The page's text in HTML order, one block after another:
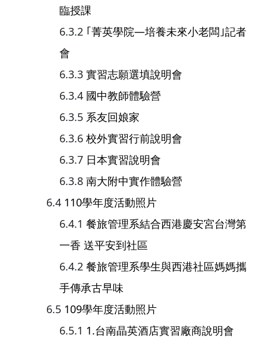
臨授課
｢菁英學院—培養未來小老闆｣記者
會
實習志願選填說明會
國中教師體驗營
系友回娘家
校外實習行前說明會
日本實習說明會
南大附中實作體驗營
110學年度活動照片
餐旅管理系結合西港慶安宮台灣第
一香 送平安到社區
餐旅管理系學生與西港社區媽媽攜
手傳承古早味
109學年度活動照片
1.台南晶英酒店實習廠商說明會